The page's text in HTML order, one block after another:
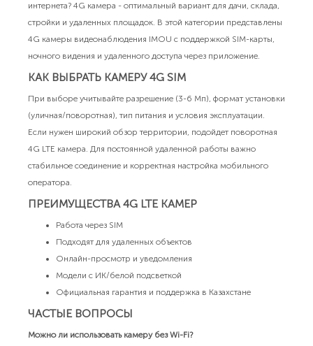
интернета? 4G камера - оптимальный вариант для дачи, склада,
стройки и удаленных площадок. В этой категории представлены
4G камеры видеонаблюдения IMOU с поддержкой SIM-карты,
ночного видения и удаленного доступа через приложение.
КАК ВЫБРАТЬ КАМЕРУ 4G SIM
При выборе учитывайте разрешение (3-6 Мп), формат установки
(уличная/поворотная), тип питания и условия эксплуатации.
Если нужен широкий обзор территории, подойдет поворотная
4G LTE камера. Для постоянной удаленной работы важно
стабильное соединение и корректная настройка мобильного
оператора.
ПРЕИМУЩЕСТВА 4G LTE КАМЕР
Работа через SIM
Подходят для удаленных объектов
Онлайн-просмотр и уведомления
Модели с ИК/белой подсветкой
Официальная гарантия и поддержка в Казахстане
ЧАСТЫЕ ВОПРОСЫ
Можно ли использовать камеру без Wi-Fi?